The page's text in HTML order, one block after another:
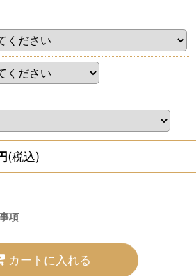
(税込)
項
カートに入れる